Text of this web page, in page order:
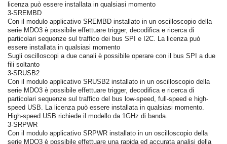
licenza può essere installata in qualsiasi momento
3-SREMBD
Con il modulo applicativo SREMBD installato in un oscilloscopio della
serie MDO3 è possibile effettuare trigger, decodifica e ricerca di
particolari sequenze sul traffico dei bus SPI e I2C. La licenza può
essere installata in qualsiasi momento
Sugli oscilloscopi a due canali è possibile operare con il bus SPI a due
fili soltanto
3-SRUSB2
Con il modulo applicativo SRUSB2 installato in un oscilloscopio della
serie MDO3 è possibile effettuare trigger, decodifica e ricerca di
particolari sequenze sul traffico del bus low-speed, full-speed e high-
speed USB. La licenza può essere installata in qualsiasi momento.
High-speed USB richiede il modello da 1GHz di banda.
3-SRPWR
Con il modulo applicativo SRPWR installato in un oscilloscopio della
serie MDO3 è possibile effettuare una rapida ed accurata analisi della